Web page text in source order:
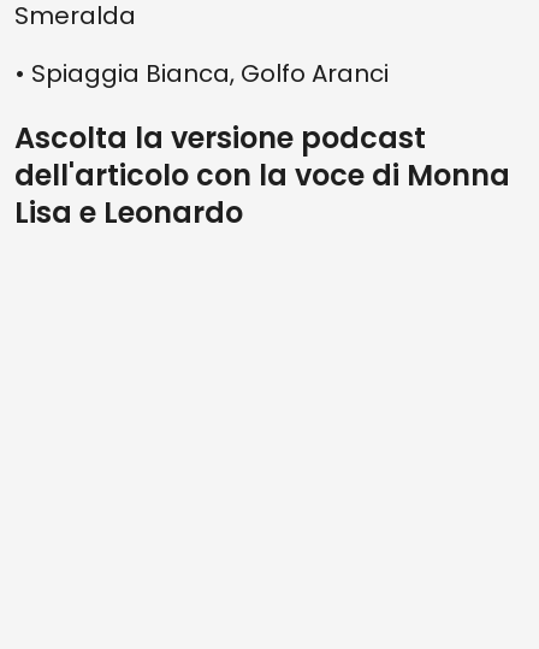
Smeralda
• Spiaggia Bianca, Golfo Aranci
Ascolta la versione podcast
dell'articolo con la voce di Monna
Lisa e Leonardo